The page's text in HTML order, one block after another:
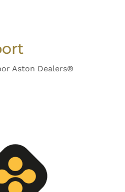
Aston Dealers®